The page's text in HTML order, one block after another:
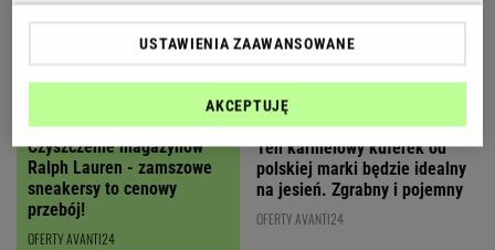
Czyszczenie magazynów
Ralph Lauren - zamszowe
sneakersy to cenowy
przebój!
OFERTY AVANTI24
Ten karmelowy kuferek od
polskiej marki będzie idealny
na jesień. Zgrabny i pojemny
OFERTY AVANTI24
USTAWIENIA ZAAWANSOWANE
AKCEPTUJĘ